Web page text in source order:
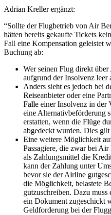
Adrian Kreller ergänzt:
“Sollte der Flugbetrieb von Air
hätten bereits gekaufte Tickets
Fall eine Kompensation geleistet
Buchung ab:
Wer seinen Flug direkt
aufgrund der Insolvenz leer
Anders sieht es jedoch bei
Reiseanbieter oder eine
Falle einer Insolvenz in der
eine Alternativbeförderung
erstatten, wenn die Flüge
abgedeckt wurden. Dies
Eine weitere Möglichkeit
Passagiere, die zwar bei
als Zahlungsmittel die
kann der Zahlung unter
bevor sie der Airline
die Möglichkeit, belastete
gutzuschreiben. Dazu
ein Dokument zugeschickt
Geldforderung bei der